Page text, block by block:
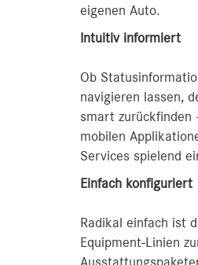
eigenen Auto.
Intuitiv informiert
Ob
navigieren lassen,
smart zurückfinden
mobilen
Services spielend
Einfach konfiguriert
Radikal einfach ist
Equipment-Linien